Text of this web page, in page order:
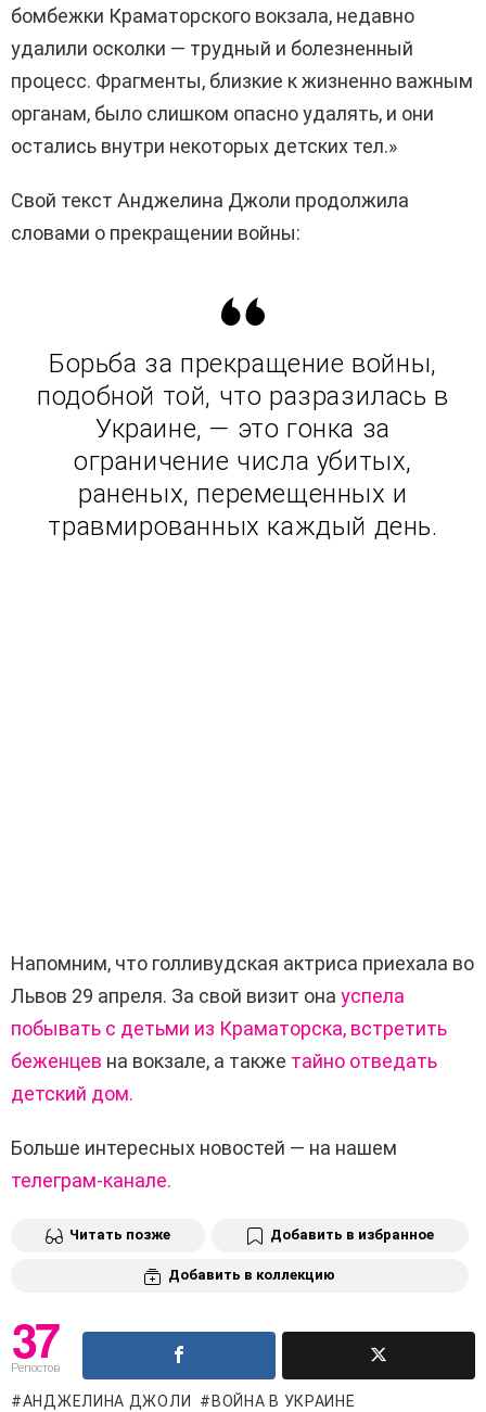
бомбежки Краматорского вокзала, недавно
удалили осколки — трудный и болезненный
процесс. Фрагменты, близкие к жизненно важным
органам, было слишком опасно удалять, и они
остались внутри некоторых детских тел.»
Свой текст Анджелина Джоли продолжила
словами о прекращении войны:
Борьба за прекращение войны,
подобной той, что разразилась в
Украине, — это гонка за
ограничение числа убитых,
раненых, перемещенных и
травмированных каждый день.
Напомним, что голливудская актриса приехала во
Львов 29 апреля. За свой визит она успела
побывать с детьми из Краматорска, встретить
беженцев на вокзале, а также тайно отведать
детский дом.
Больше интересных новостей — на нашем
телеграм-канале.
Читать позже Добавить в избранное
Добавить в коллекцию
37
Репостов
АНДЖЕЛИНА ДЖОЛИ
ВОЙНА В УКРАИНЕ